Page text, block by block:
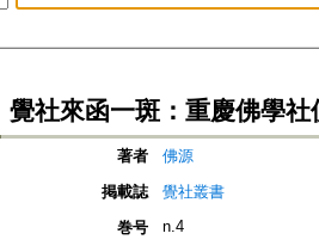
覺社來函一斑：重慶佛學社
著者
佛源
掲載誌
覺社叢書
巻号
n.4